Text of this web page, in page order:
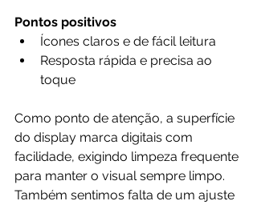
Pontos positivos
Ícones claros e de fácil leitura
Resposta rápida e precisa ao
toque
Como ponto de atenção, a superfície
do display marca digitais com
facilidade, exigindo limpeza frequente
para manter o visual sempre limpo.
Também sentimos falta de um ajuste